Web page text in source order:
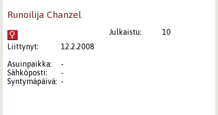
Runoilija Chanzel
Julkaistu:
10
Liittynyt:
12.2.2008
Asuinpaikka:
-
Sähköposti:
-
Syntymäpäivä: -